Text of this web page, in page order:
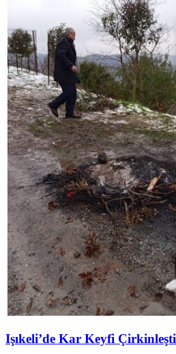
Işıkeli’de Kar Keyfi Çirkinleşti